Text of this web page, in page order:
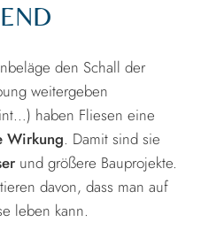
den Schall der
weitergeben
haben Fliesen eine
Wirkung. Damit sind sie
und größere Bauprojekte.
davon, dass man auf
leben kann.